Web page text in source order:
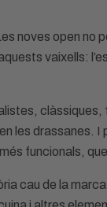
noves open no
vaixells:
les drassanes.
funcionals,
cau de la